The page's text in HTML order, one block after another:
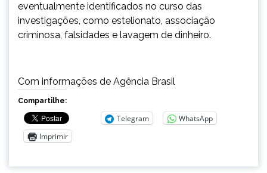
eventualmente identificados no curso das
investigações, como estelionato, associação
criminosa, falsidades e lavagem de dinheiro.
Com informações de Agência Brasil
Compartilhe:
Telegram
WhatsApp
Imprimir